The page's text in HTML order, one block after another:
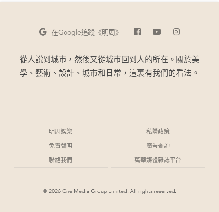
在Google追蹤《明周》
從人說到城巿，然後又從城巿回到人的所在。關於美
學、藝術、設計、城市和日常，這裏有我們的看法。
明周娛樂
私隱政策
免責聲明
廣告查詢
聯絡我們
萬華媒體雜誌平台
© 2026 One Media Group Limited. All rights reserved.